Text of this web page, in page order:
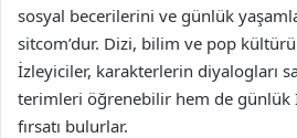
sosyal becerilerini ve günlük
sitcom’dur. Dizi, bilim ve pop
İzleyiciler, karakterlerin diyalogları
terimleri öğrenebilir hem de günlük
fırsatı bulurlar.